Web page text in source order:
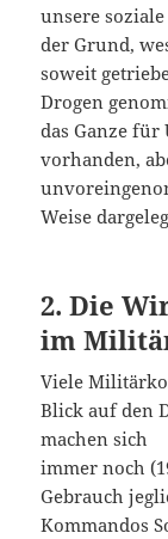
unsere
der Grund,
soweit
Drogen
das Ganze
vorhanden,
Weise
2. Die
im
Viele
Blick auf den
machen sich
immer noch
Gebrauch
Kommandos